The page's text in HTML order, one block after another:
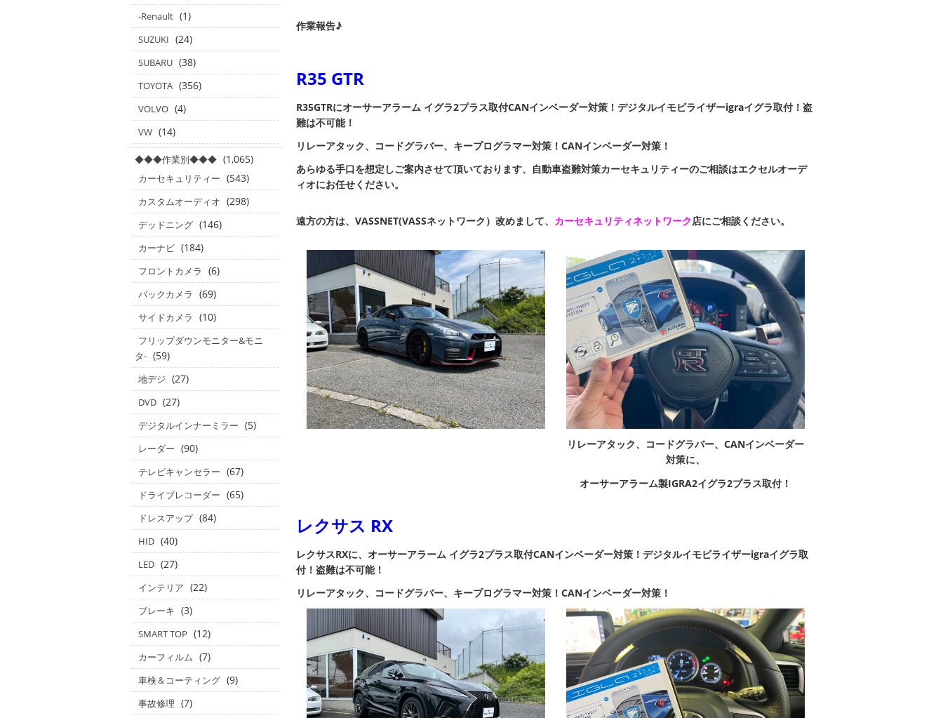
作業報告♪
R35 GTR
R35GTRにオーサーアラーム イグラ2プラス取付CANインベーダー対策！ デジタルイモビライザーigraイグラ取付！ 盗
難は不可能！
リ レーアタック、コードグラバー、キープログラマー対策！ CANインベーダー対策！
あらゆる手口を想定しご案内させて頂いております、自動車盗難対策カーセキュリティーのご相談はエクセルオーデ
ィオにお任せください。
遠方の方は、VASSNET(VASSネットワーク）改めまして、 カーセキュリティネットワーク店にご相談ください。
リレーアタック、コードグラバー、CANインベーダー
対策に、
オーサーアラーム製IGRA2イグラ2プラス取付！
レクサス RX
レクサスRXに、オーサーアラーム イグラ2プラス取付CANインベーダー対策！ デジタルイモビライザーigraイグラ取
付！ 盗難は不可能！
リ レーアタック、コードグラバー、キープログラマー対策！ CANインベーダー対策！
-Renault (1)
SUZUKI (24)
SUBARU (38)
TOYOTA (356)
VOLVO (4)
VW (14)
◆◆◆作業別◆◆◆ (1,065)
カーセキュリティー (543)
カスタムオーディオ (298)
デッドニング (146)
カーナビ (184)
フロントカメラ (6)
バックカメラ (69)
サイドカメラ (10)
フリップダウンモニター&モニ
タ‐ (59)
地デジ (27)
DVD (27)
デジタルインナーミラー (5)
レーダー (90)
テレビキャンセラー (67)
ドライブレコーダー (65)
ドレスアップ (84)
HID (40)
LED (27)
インテリア (22)
ブレーキ (3)
SMART TOP (12)
カーフィルム (7)
車検＆コーティング (9)
事故修理 (7)